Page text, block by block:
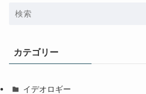
カテゴリー
イデオロギー